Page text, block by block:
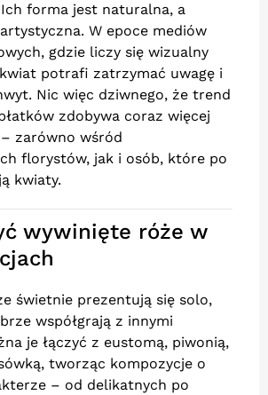
forma jest naturalna, a
W epoce mediów
gdzie liczy się wizualny
potrafi zatrzymać uwagę i
Nic więc dziwnego, że trend
zdobywa coraz więcej
zarówno wśród
florystów, jak i osób, które po
kwiaty.
wywinięte róże w
świetnie prezentują się solo,
współgrają z innymi
je łączyć z eustomą, piwonią,
tworząc kompozycje o
– od delikatnych po